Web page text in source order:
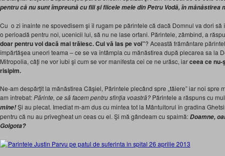
pentru că nu sunt împreună cu fiii şi fiicele mele din Petru Vodă, în mănăstirea
Cu o zi înainte ne spovedisem şi îl rugam pe părintele că dacă Domnul va dori să
o perioadă pentru noi, ucenicii lui, să nu ne lase orfani. Părintele, zâmbind, a
doar pentruvoi dacă mai trăiesc. Cui vă las pe voi”? Această frământare
împărtăşea uneori teama – ce se va întâmpla cu mănăstirea după plecarea sa la
Mitropolia, câţi ne vor iubi şi cum se vor manifesta cei ce ne urăsc, iarceea cenu-
risipim.
Ne-am despărţit la mănăstirea Căşiel, Părintele plecând spre „tăiere” iar noi spre
am întrebat:Părinte, ce să facem pentru sfinţia voastră? Părintele a răspuns cu
mine!Şi au plecat. Imediat m-am dus cu mintea tot la Mântuitorul în gradina
pentru că nu au privegheat un ceas cu el. Şi mă gândeam cu spaimă:Doamne,
Golgota?